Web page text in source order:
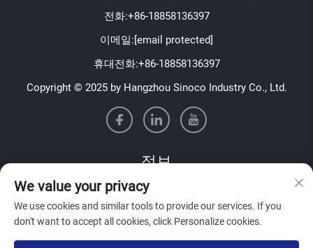
전화:+86-18858136397
이메일:[email protected]
휴대전화:+86-18858136397
Copyright © 2025 by Hangzhou Sinoco Industry Co., Ltd.
정보
주간 뉴스레터를 받아보시려면 가입하세요
We value your privacy
We use cookies and similar tools to provide our services. If you
don't want to accept all cookies, click Personalize cookies.